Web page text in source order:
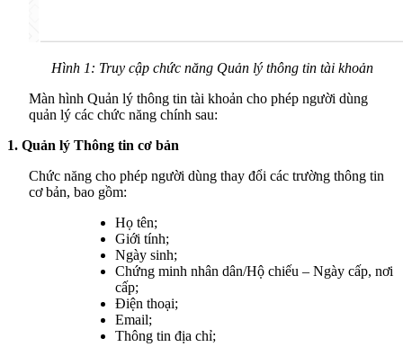
Hình 1: Truy cập chức năng Quản lý thông tin tài khoản
Màn hình Quản lý thông tin tài khoản cho phép người dùng
quản lý các chức năng chính sau:
1. Quản lý Thông tin cơ bản
Chức năng cho phép người dùng thay đổi các trường thông tin
cơ bản, bao gồm:
Họ tên;
Giới tính;
Ngày sinh;
Chứng minh nhân dân/Hộ chiếu – Ngày cấp, nơi
cấp;
Điện thoại;
Email;
Thông tin địa chỉ;